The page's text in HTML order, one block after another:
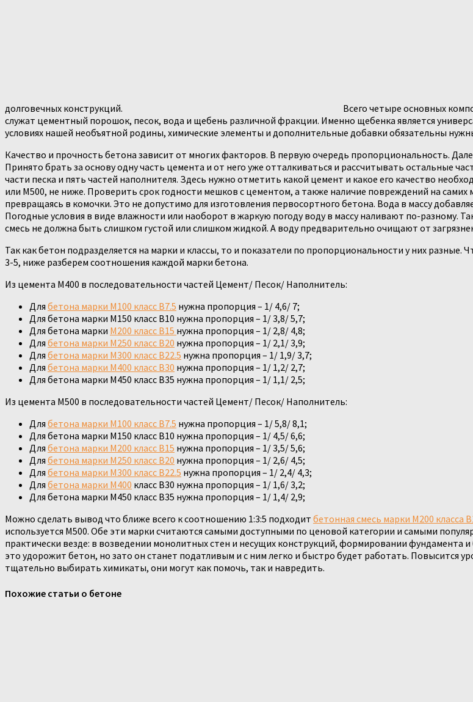
долговечных конструкций.
Всего четыре основных
служат цементный порошок, песок, вода и щебень различной фракции. Именно щебенка является
условиях нашей необъятной родины, химические элементы и дополнительные добавки обязательны
Качество и прочность бетона зависит от многих факторов. В первую очередь пропорциональность.
Принято брать за основу одну часть цемента и от него уже отталкиваться и рассчитывать остальные
части песка и пять частей наполнителя. Здесь нужно отметить какой цемент и какое его качество
или М500, не ниже. Проверить срок годности мешков с цементом, а также наличие повреждений на самих
превращаясь в комочки. Это не допустимо для изготовления первосортного бетона. Вода в массу
Погодные условия в виде влажности или наоборот в жаркую погоду воду в массу наливают по-разному.
смесь не должна быть слишком густой или слишком жидкой. А воду предварительно очищают от
Так как бетон подразделяется на марки и классы, то и показатели по пропорциональности у них
3-5, ниже разберем соотношения каждой марки бетона.
Из цемента М400 в последовательности частей Цемент/ Песок/ Наполнитель:
Для бетона марки М100 класс В7.5 нужна пропорция – 1/ 4,6/ 7;
Для бетона марки М150 класс В10 нужна пропорция – 1/ 3,8/ 5,7;
Для бетона марки М200 класс В15 нужна пропорция – 1/ 2,8/ 4,8;
Для бетона марки М250 класс В20 нужна пропорция – 1/ 2,1/ 3,9;
Для бетона марки М300 класс В22.5 нужна пропорция – 1/ 1,9/ 3,7;
Для бетона марки М400 класс В30 нужна пропорция – 1/ 1,2/ 2,7;
Для бетона марки М450 класс В35 нужна пропорция – 1/ 1,1/ 2,5;
Из цемента М500 в последовательности частей Цемент/ Песок/ Наполнитель:
Для бетона марки М100 класс В7.5 нужна пропорция – 1/ 5,8/ 8,1;
Для бетона марки М150 класс В10 нужна пропорция – 1/ 4,5/ 6,6;
Для бетона марки М200 класс В15 нужна пропорция – 1/ 3,5/ 5,6;
Для бетона марки М250 класс В20 нужна пропорция – 1/ 2,6/ 4,5;
Для бетона марки М300 класс В22.5 нужна пропорция – 1/ 2,4/ 4,3;
Для бетона марки М400 класс В30 нужна пропорция – 1/ 1,6/ 3,2;
Для бетона марки М450 класс В35 нужна пропорция – 1/ 1,4/ 2,9;
Можно сделать вывод что ближе всего к соотношению 1:3:5 подходит бетонная смесь марки М200 класса
используется М500. Обе эти марки считаются самыми доступными по ценовой категории и самыми
практически везде: в возведении монолитных стен и несущих конструкций, формировании фундамента
это удорожит бетон, но зато он станет податливым и с ним легко и быстро будет работать. Повысится
тщательно выбирать химикаты, они могут как помочь, так и навредить.
Похожие статьи о бетоне